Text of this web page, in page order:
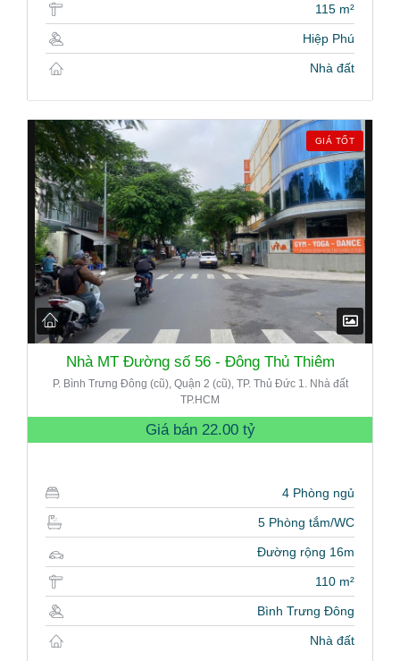
115 m²
Hiệp Phú
Nhà đất
GIÁ TỐT
Nhà MT Đường số 56 - Đông Thủ Thiêm
P. Bình Trưng Đông (cũ), Quận 2 (cũ), TP. Thủ Đức 1. Nhà đất
TP.HCM
Giá bán 22.00 tỷ
4 Phòng ngủ
5 Phòng tắm/WC
Đường rộng 16m
110 m²
Bình Trưng Đông
Nhà đất